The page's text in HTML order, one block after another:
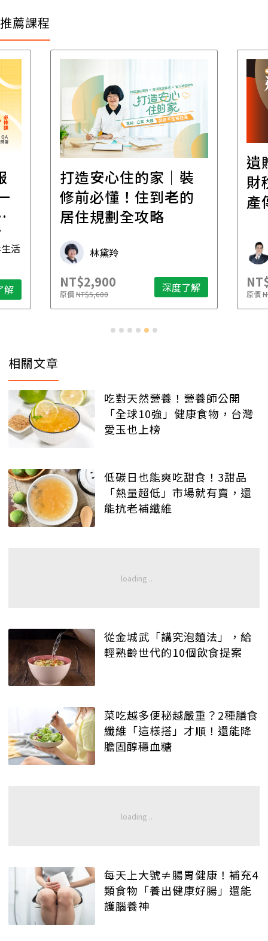
推薦課程
活
解
打造安心住的家｜裝
修前必懂！住到老的
居住規劃全攻略
林黛羚
NT$2,900
原價NT$5,600 深度了解
遺
財
產
原價
相關文章
吃對天然營養！營養師公開
「全球10強」健康食物，台灣
愛玉也上榜
低碳日也能爽吃甜食！3甜品
「熱量超低」市場就有賣，還
能抗老補纖維
從金城武「講究泡麵法」，給
輕熟齡世代的10個飲食提案
菜吃越多便秘越嚴重？2種膳食
纖維「這樣搭」才順！還能降
膽固醇穩血糖
每天上大號≠腸胃健康！補充4
類食物「養出健康好腸」還能
護腦養神